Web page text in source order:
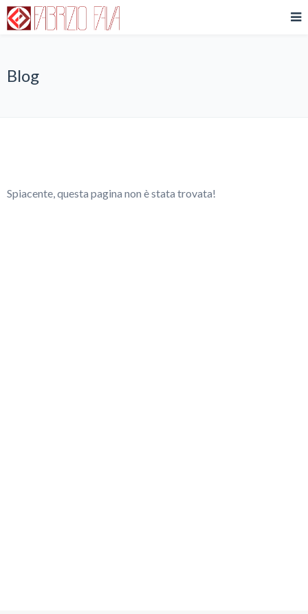
Blog
Spiacente, questa pagina non è stata trovata!